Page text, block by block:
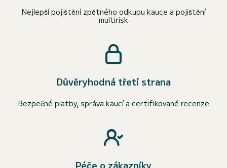
Nejlepší pojištění zpětného odkupu kauce a pojištění
multirisk
Důvěryhodná třetí strana
Bezpečné platby, správa kaucí a certifikované recenze
Péče o zákazníky